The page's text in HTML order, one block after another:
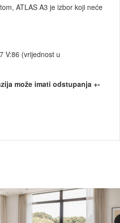
ATLAS A3 je izbor koji neće
V:86 (vrijednost u
može imati odstupanja +-